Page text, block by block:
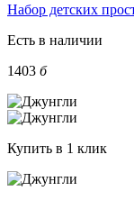
Набор детских
Есть в наличии
1403 б
Купить в 1 клик